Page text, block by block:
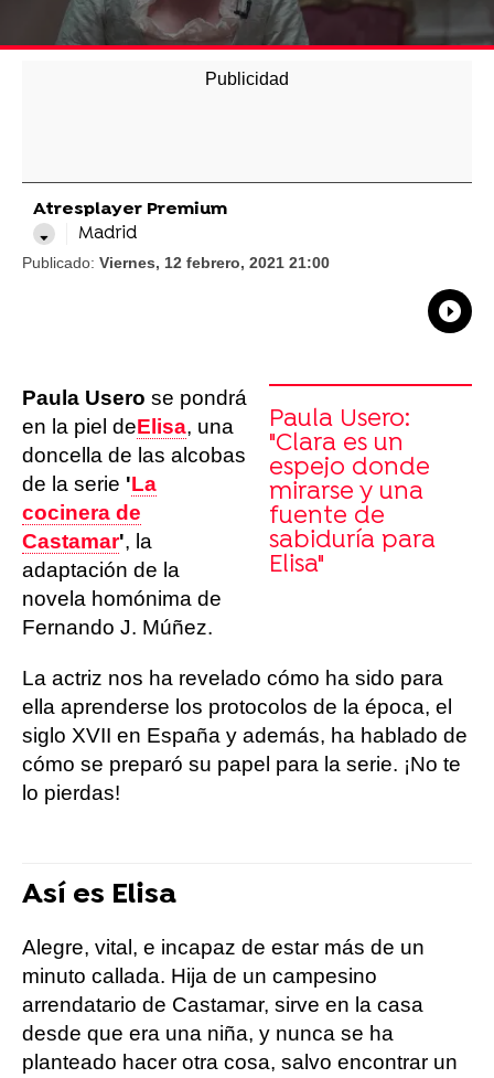
Atresplayer Premium
Madrid
Publicado: Viernes, 12 febrero, 2021 21:00
Paula Usero:
"Clara es un
espejo donde
mirarse y una
fuente de
sabiduría para
Elisa"
Paula Usero se pondrá
en la piel deElisa, una
doncella de las alcobas
de la serie 'La
cocinera de
Castamar', la
adaptación de la
novela homónima de
Fernando J. Múñez.
La actriz nos ha revelado cómo ha sido para
ella aprenderse los protocolos de la época, el
siglo XVII en España y además, ha hablado de
cómo se preparó su papel para la serie. ¡No te
lo pierdas!
Así es Elisa
Alegre, vital, e incapaz de estar más de un
minuto callada. Hija de un campesino
arrendatario de Castamar, sirve en la casa
desde que era una niña, y nunca se ha
planteado hacer otra cosa, salvo encontrar un